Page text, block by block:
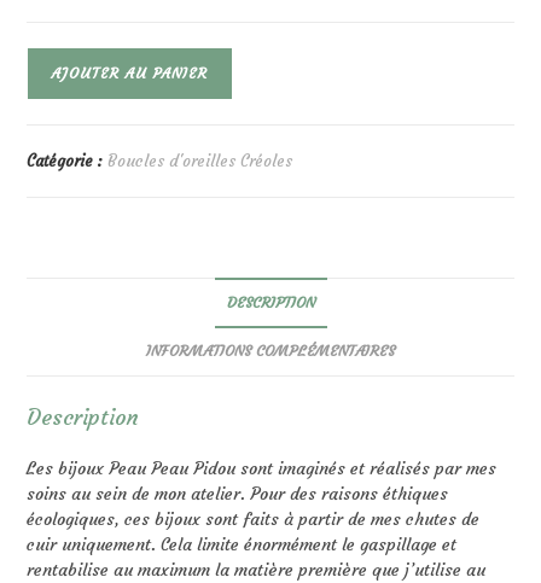
Léopard
AJOUTER AU PANIER
Catégorie : Boucles d'oreilles Créoles
DESCRIPTION
INFORMATIONS COMPLÉMENTAIRES
Description
Les bijoux Peau Peau Pidou sont imaginés et réalisés par mes
soins au sein de mon atelier. Pour des raisons éthiques
écologiques, ces bijoux sont faits à partir de mes chutes de
cuir uniquement. Cela limite énormément le gaspillage et
rentabilise au maximum la matière première que j’utilise au